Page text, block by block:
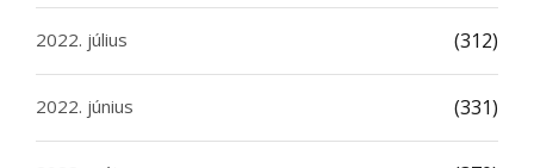
2022. július (312)
2022. június (331)